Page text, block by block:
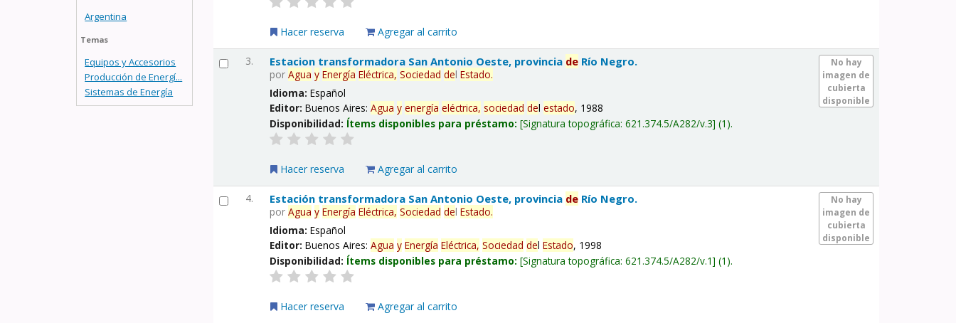
Argentina
Temas
Equipos y Accesorios
Producción de Energí...
Sistemas de Energía
Hacer reserva Agregar al carrito
3.
No hay
imagen de
cubierta
disponible
Estacion transformadora San Antonio Oeste, provincia de Río Negro.
porAgua y Energía Eléctrica, Sociedad delEstado.
Idioma:Español
Editor:Buenos Aires:Agua y energía eléctrica, sociedad delestado, 1988
Disponibilidad: Ítems disponibles para préstamo: Signatura topográfica:621.374.5/A282/v.3 (1).
Hacer reserva Agregar al carrito
4.
No hay
imagen de
cubierta
disponible
Estación transformadora San Antonio Oeste, provincia de Río Negro.
porAgua y Energía Eléctrica, Sociedad delEstado.
Idioma:Español
Editor:Buenos Aires:Agua y Energía Eléctrica, Sociedad delEstado, 1998
Disponibilidad: Ítems disponibles para préstamo: Signatura topográfica:621.374.5/A282/v.1 (1).
Hacer reserva Agregar al carrito